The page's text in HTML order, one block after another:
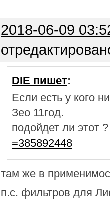
2018-06-09
DIE пишет:
Если есть у кого
Зео 11год.
подойдет ли этот
=385892448
там же в
п.с. фильтров для